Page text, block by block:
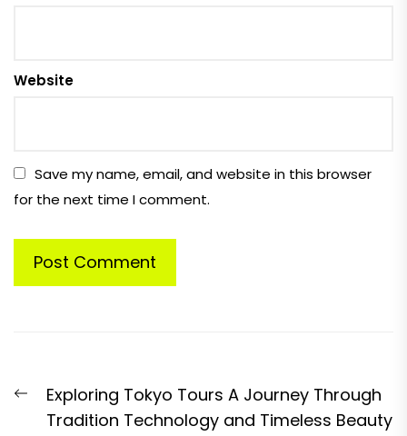
Website
Save my name, email, and website in this browser
for the next time I comment.
navigation
Previous
post:
Exploring Tokyo Tours A Journey Through
Tradition Technology and Timeless Beauty